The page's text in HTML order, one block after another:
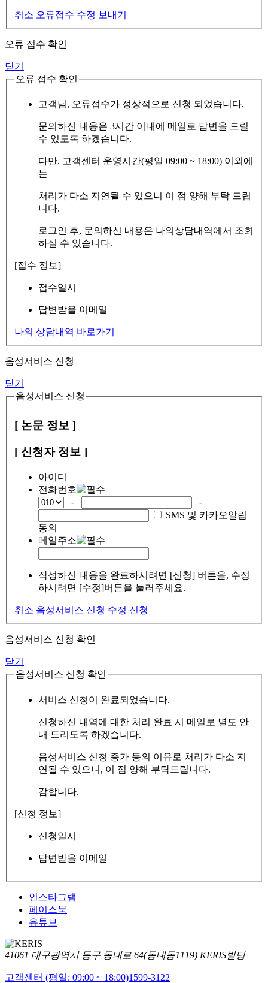
취소 오류접수 수정 보내기
오류 접수 확인
닫기
오류 접수 확인
고객님, 오류접수가 정상적으로 신청 되었습니다.
문의하신 내용은 3시간 이내에 메일로 답변을 드릴
수 있도록 하겠습니다.
다만, 고객센터 운영시간(평일 09:00 ~ 18:00) 이외에
는
처리가 다소 지연될 수 있으니 이 점 양해 부탁 드립
니다.
로그인 후, 문의하신 내용은 나의상담내역에서 조회
하실 수 있습니다.
[접수 정보]
접수일시
답변받을 이메일
나의 상담내역 바로가기
음성서비스 신청
닫기
음성서비스 신청
[ 논문 정보 ]
[ 신청자 정보 ]
아이디
전화번호
-
-
SMS 및 카카오알림
동의
메일주소
작성하신 내용을 완료하시려면 [신청] 버튼을, 수정
하시려면 [수정]버튼을 눌러주세요.
취소 음성서비스 신청 수정 신청
음성서비스 신청 확인
닫기
음성서비스 신청 확인
서비스 신청이 완료되었습니다.
신청하신 내역에 대한 처리 완료 시 메일로 별도 안
내 드리도록 하겠습니다.
음성서비스 신청 증가 등의 이유로 처리가 다소 지
연될 수 있으니, 이 점 양해 부탁드립니다.
감합니다.
[신청 정보]
신청일시
답변받을 이메일
인스타그램
페이스북
유튜브
41061 대구광역시 동구 동내로 64(동내동1119) KERIS빌딩
고객센터 (평일: 09:00 ~ 18:00)1599-3122